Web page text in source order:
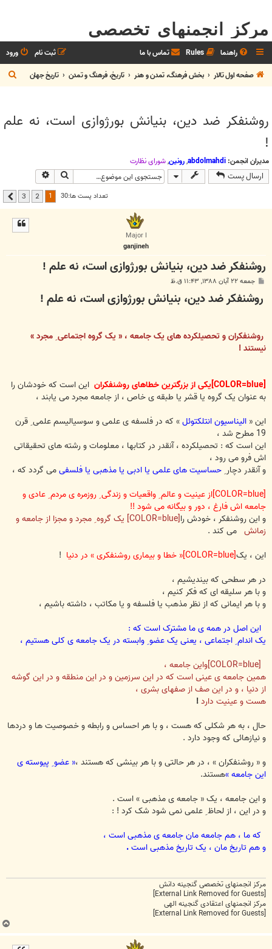
مرکز انجمنهای تخصصی
راهنما Rules تماس با ما ورود
ثبت نام
صفحه اول تالار
بخش فرهنگ، تمدن و هنر تاريخ، فرهنگ و تمدن تاريخ جهان
ج
س
جروشنفکر ضد دین، بنیانش بورژوازی است، نه علم
!
مدیران انجمن: abdolmahdi
,رونین,شوراي نظارت
ارسال پست جستجو
تعداد پست ها:30 2
3 بعدی
Major I
ganjineh
روشنفکر ضد دین، بنیانش بورژوازی است، نه علم !
پ
ت
جمعه ۲۲ آبان ۱۳۸۸, ۱۱:۴۳ ق.ظ
روشنفکر ضد دین، بنیانش بورژوازی است، نه علم !
روشنفکران و تحصیلکرده های یک جامعه ، « یک گروه اجتماعی ِ مجرد »
نیستند !
این است که خودشان را
به عنوان یک گروه یا قشر یا طبقه ی خاص ، از جامعه مجرد می یابند ،
این « الیناسیون انتلکتوئل» که در فلسفه ی علمی و سوسیالیسم علمی ِ قرن
19 مطرح شد ،
این است که : تحصیلکرده ، آنقدر در کتابها ، معلومات و رشته های تحقیقاتی
اش فرو می رود ،
و آنقدر دچارِ حساسیت های علمی یا ادبی یا مذهبی یا فلسفیمی گردد که ،
[COLOR=blue]از عینیت و عالم ِ واقعیات و زندگی ِ روزمره ی مردم ِ عادی و
جامعه اش فارغ ، دور و بیگانه می شود !!
و این روشنفکر ، خودش را
[COLOR=blue] یک گروه ِ مجرد و مجزا از جامعه و
زمانشمی کند .
این ، یک[COLOR=blue]« خطا و بیماری روشنفکری » در دنیا
!
در هر سطحی که بیندیشیم ،
و با هر سلیقه ای که فکر کنیم ،
و با هر ایمانی که از نظر مذهب یا فلسفه و یا مکاتب ، داشته باشیم ،
این اصل در همه ی ما مشترک است که :
یک اندام ِ اجتماعی ، یعنی یک عضو ِ وابسته در یک جامعه ی کلی هستیم ،
همین جامعه ی عینی است که در این سرزمین و در این منطقه و در این گوشه
از دنیا ، و در این صف از صفهای بشری ،
هست و عینیت دارد
حال ، به هر شکلی که هست ، و با هر احساس و رابطه و خصوصیت ها و دردها
و نیازهائی که وجود دارد .
و « روشنفکران » ، در هر حالتی و با هر بینشی که هستند ، « عضو ِ پیوسته ی
این جامعه »هستند.
و این جامعه ، یک « جامعه ی مذهبی » است .
و در این ، از لحاظ ِ علمی نمی شود شک کرد ! :
که ما ، هم جامعه مان جامعه ی مذهبی است ،
و هم تاریخ مان ، یک تاریخ مذهبی است
مرکز انجمنهای تخصصی گنجینه دانش
مرکز انجمنهای اعتقادی گنجینه الهی
ب
ا